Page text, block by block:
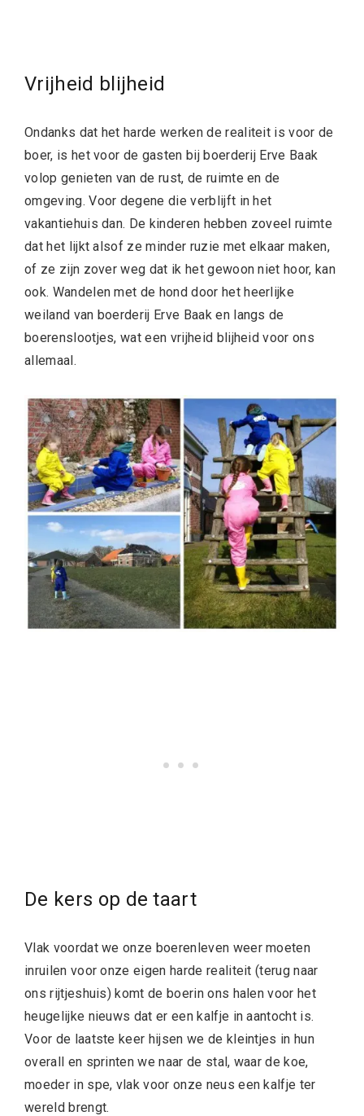
Vrijheid blijheid
Ondanks dat het harde werken de realiteit is voor de
boer, is het voor de gasten bij boerderij Erve Baak
volop genieten van de rust, de ruimte en de
omgeving. Voor degene die verblijft in het
vakantiehuis dan. De kinderen hebben zoveel ruimte
dat het lijkt alsof ze minder ruzie met elkaar maken,
of ze zijn zover weg dat ik het gewoon niet hoor, kan
ook. Wandelen met de hond door het heerlijke
weiland van boerderij Erve Baak en langs de
boerenslootjes, wat een vrijheid blijheid voor ons
allemaal.
De kers op de taart
Vlak voordat we onze boerenleven weer moeten
inruilen voor onze eigen harde realiteit (terug naar
ons rijtjeshuis) komt de boerin ons halen voor het
heugelijke nieuws dat er een kalfje in aantocht is.
Voor de laatste keer hijsen we de kleintjes in hun
overall en sprinten we naar de stal, waar de koe,
moeder in spe, vlak voor onze neus een kalfje ter
wereld brengt.